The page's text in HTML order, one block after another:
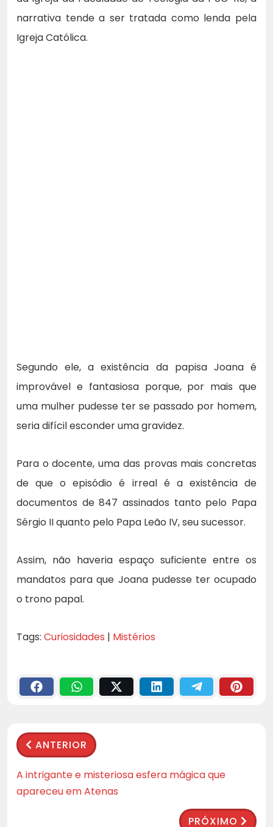
narrativa tende a ser tratada como lenda pela
Igreja Católica.
Segundo ele, a existência da papisa Joana é
improvável e fantasiosa porque, por mais que
uma mulher pudesse ter se passado por homem,
seria difícil esconder uma gravidez.
Para o docente, uma das provas mais concretas
de que o episódio é irreal é a existência de
documentos de 847 assinados tanto pelo Papa
Sérgio II quanto pelo Papa Leão IV, seu sucessor.
Assim, não haveria espaço suficiente entre os
mandatos para que Joana pudesse ter ocupado
o trono papal.
Tags: Curiosidades | Mistérios
ANTERIOR
A intrigante e misteriosa esfera mágica que
apareceu em Atenas
PRÓXIMO